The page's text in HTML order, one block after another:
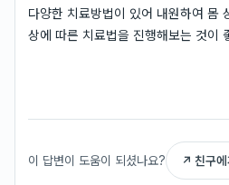
다양한 치료방법이 있어 내원하여 몸
상에 따른 치료법을 진행해보는 것이
이 답변이 도움이 되셨나요? ↗ 친구